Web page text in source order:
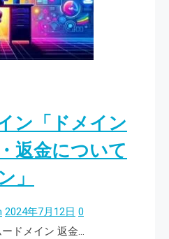
ン「ドメイン
返金について
」
2024年7月12日 0
ドメイン 返金…